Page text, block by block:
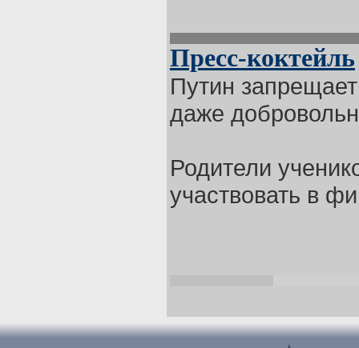
Пресс-коктейль
Путин
даже
Родители
участвовать в